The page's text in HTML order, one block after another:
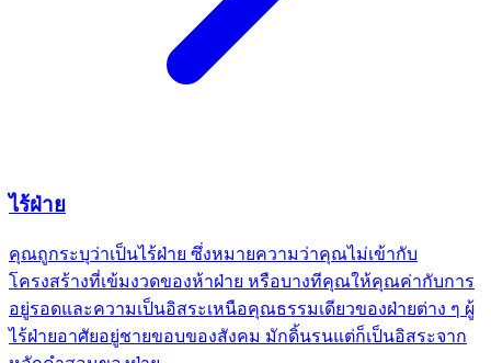
ไร้ฝ่าย
คุณถูกระบุว่าเป็นไร้ฝ่าย ซึ่งหมายความว่าคุณไม่เข้ากับ
โครงสร้างที่เข้มงวดของห้าฝ่าย หรือบางทีคุณให้คุณค่ากับการ
อยู่รอดและความเป็นอิสระเหนือคุณธรรมเดียวของฝ่ายต่าง ๆ ผู้
ไร้ฝ่ายอาศัยอยู่ชายขอบของสังคม มักดิ้นรนแต่ก็เป็นอิสระจาก